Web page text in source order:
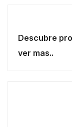
Descubre
ver mas..